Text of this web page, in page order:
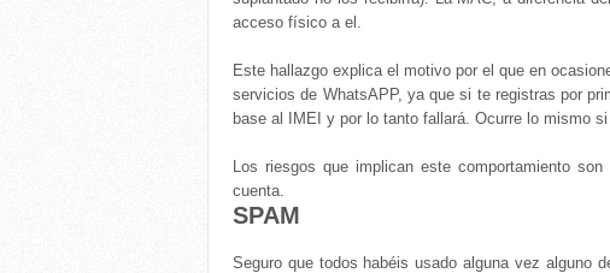
acceso físico a el.
Este hallazgo explica el motivo por el que en
servicios de WhatsAPP, ya que si te registras por
base al IMEI y por lo tanto fallará. Ocurre lo mismo
Los riesgos que implican este comportamiento
cuenta.
SPAM
Seguro que todos habéis usado alguna vez alguno